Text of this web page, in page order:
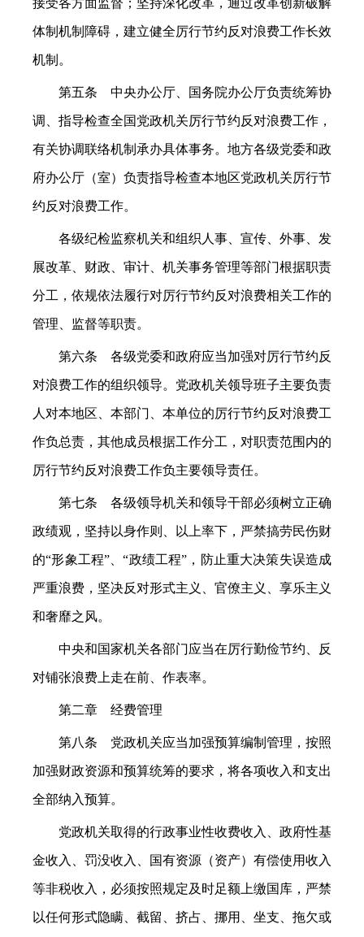
体制机制障碍，建立健全厉行节约反对浪费工作长效
机制。
第五条 中央办公厅、国务院办公厅负责统筹协
调、指导检查全国党政机关厉行节约反对浪费工作，
有关协调联络机制承办具体事务。地方各级党委和政
府办公厅（室）负责指导检查本地区党政机关厉行节
约反对浪费工作。
各级纪检监察机关和组织人事、宣传、外事、发
展改革、财政、审计、机关事务管理等部门根据职责
分工，依规依法履行对厉行节约反对浪费相关工作的
管理、监督等职责。
第六条 各级党委和政府应当加强对厉行节约反
对浪费工作的组织领导。党政机关领导班子主要负责
人对本地区、本部门、本单位的厉行节约反对浪费工
作负总责，其他成员根据工作分工，对职责范围内的
厉行节约反对浪费工作负主要领导责任。
第七条 各级领导机关和领导干部必须树立正确
政绩观，坚持以身作则、以上率下，严禁搞劳民伤财
的“形象工程”、“政绩工程”，防止重大决策失误造成
严重浪费，坚决反对形式主义、官僚主义、享乐主义
和奢靡之风。
中央和国家机关各部门应当在厉行勤俭节约、反
对铺张浪费上走在前、作表率。
第二章 经费管理
第八条 党政机关应当加强预算编制管理，按照
加强财政资源和预算统筹的要求，将各项收入和支出
全部纳入预算。
党政机关取得的行政事业性收费收入、政府性基
金收入、罚没收入、国有资源（资产）有偿使用收入
等非税收入，必须按照规定及时足额上缴国库，严禁
以任何形式隐瞒、截留、挤占、挪用、坐支、拖欠或